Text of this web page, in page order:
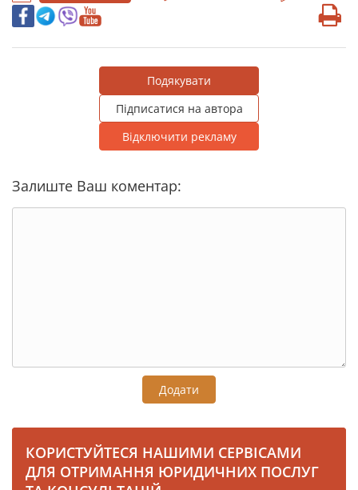
Подякувати
Підписатися на автора
Відключити рекламу
Залиште Ваш коментар:
Додати
КОРИСТУЙТЕСЯ НАШИМИ СЕРВІСАМИ
ДЛЯ ОТРИМАННЯ ЮРИДИЧНИХ ПОСЛУГ